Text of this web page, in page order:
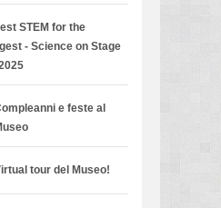
STEM for the
- Science on Stage
e feste al
tour del Museo!